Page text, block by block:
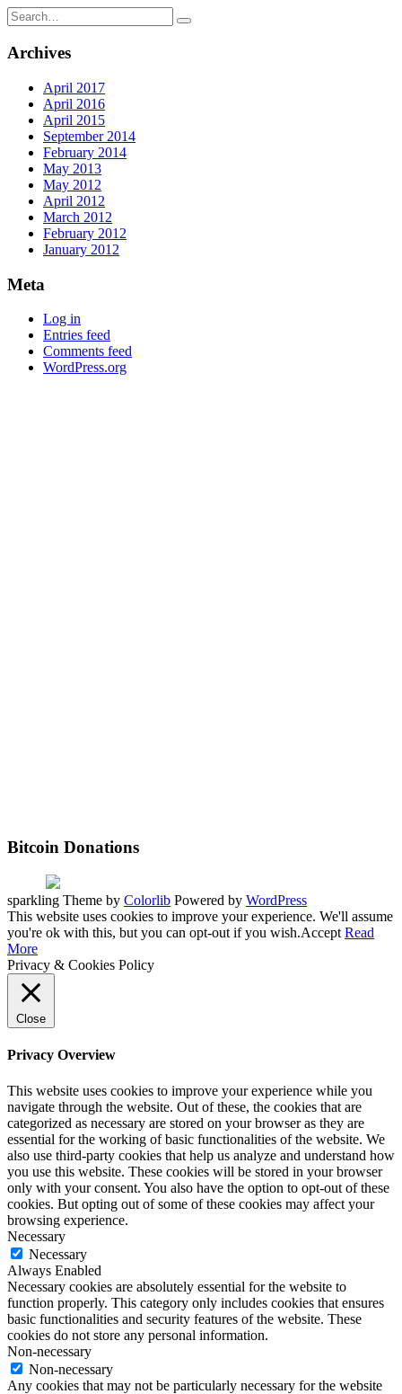
Search
for:
Archives
April 2017
April 2016
April 2015
September 2014
February 2014
May 2013
May 2012
April 2012
March 2012
February 2012
January 2012
Meta
Log in
Entries feed
Comments feed
WordPress.org
Bitcoin Donations
sparkling Theme by Colorlib Powered by WordPress
This website uses cookies to improve your experience. We'll assume
you're ok with this, but you can opt-out if you wish.Accept Read
More
Privacy & Cookies Policy
Close
Privacy Overview
This website uses cookies to improve your experience while you
navigate through the website. Out of these, the cookies that are
categorized as necessary are stored on your browser as they are
essential for the working of basic functionalities of the website. We
also use third-party cookies that help us analyze and understand how
you use this website. These cookies will be stored in your browser
only with your consent. You also have the option to opt-out of these
cookies. But opting out of some of these cookies may affect your
browsing experience.
Necessary
Necessary
Always Enabled
Necessary cookies are absolutely essential for the website to
function properly. This category only includes cookies that ensures
basic functionalities and security features of the website. These
cookies do not store any personal information.
Non-necessary
Non-necessary
Any cookies that may not be particularly necessary for the website